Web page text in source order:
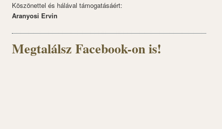
Köszönettel és hálával támogatásáért:
Aranyosi Ervin
Megtalálsz Facebook-on is!